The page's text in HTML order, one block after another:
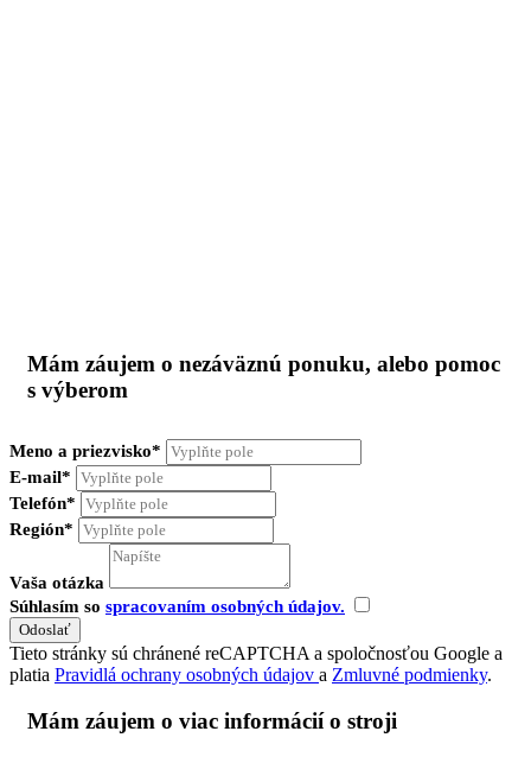
Mám záujem o nezáväznú ponuku, alebo pomoc
s výberom
Meno a priezvisko*
E-mail*
Telefón*
Región*
Vaša otázka
Súhlasím so spracovaním osobných údajov.
Tieto stránky sú chránené reCAPTCHA a spoločnosťou Google a
platia Pravidlá ochrany osobných údajov a Zmluvné podmienky.
Mám záujem o viac informácií o stroji